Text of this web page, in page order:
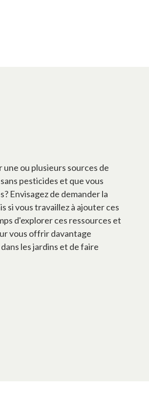
ou plusieurs sources de
pesticides et que vous
Envisagez de demander la
si vous travaillez à ajouter ces
d'explorer ces ressources et
vous offrir davantage
les jardins et de faire